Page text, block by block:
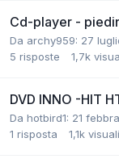
Cd-player -
Da archy959: 27
5 risposte 1,7k
DVD INNO -HIT
Da hotbird1: 21
1 risposta 1,1k